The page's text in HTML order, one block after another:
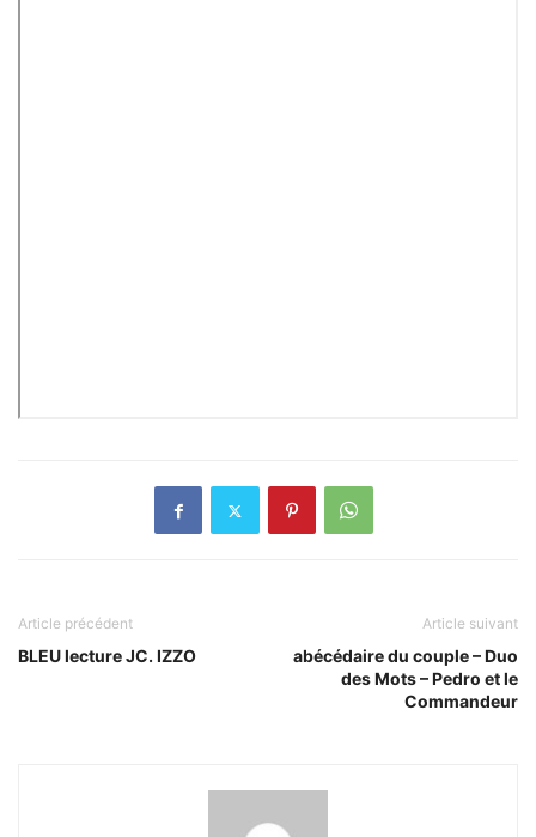
Article précédent
BLEU lecture JC. IZZO
Article suivant
abécédaire du couple – Duo
des Mots – Pedro et le
Commandeur